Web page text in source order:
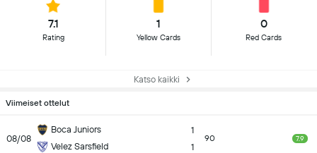
7.1
Rating
1
Yellow Cards
0
Red Cards
Katso kaikki
Viimeiset ottelut
08/08
Boca Juniors
Velez Sarsfield
1
1
90 7.9